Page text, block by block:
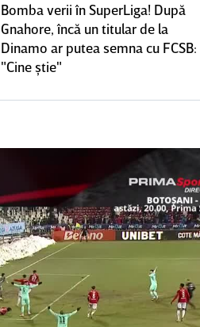
Bomba verii în SuperLiga! După
Gnahore, încă un titular de la
Dinamo ar putea semna cu FCSB:
"Cine ştie"